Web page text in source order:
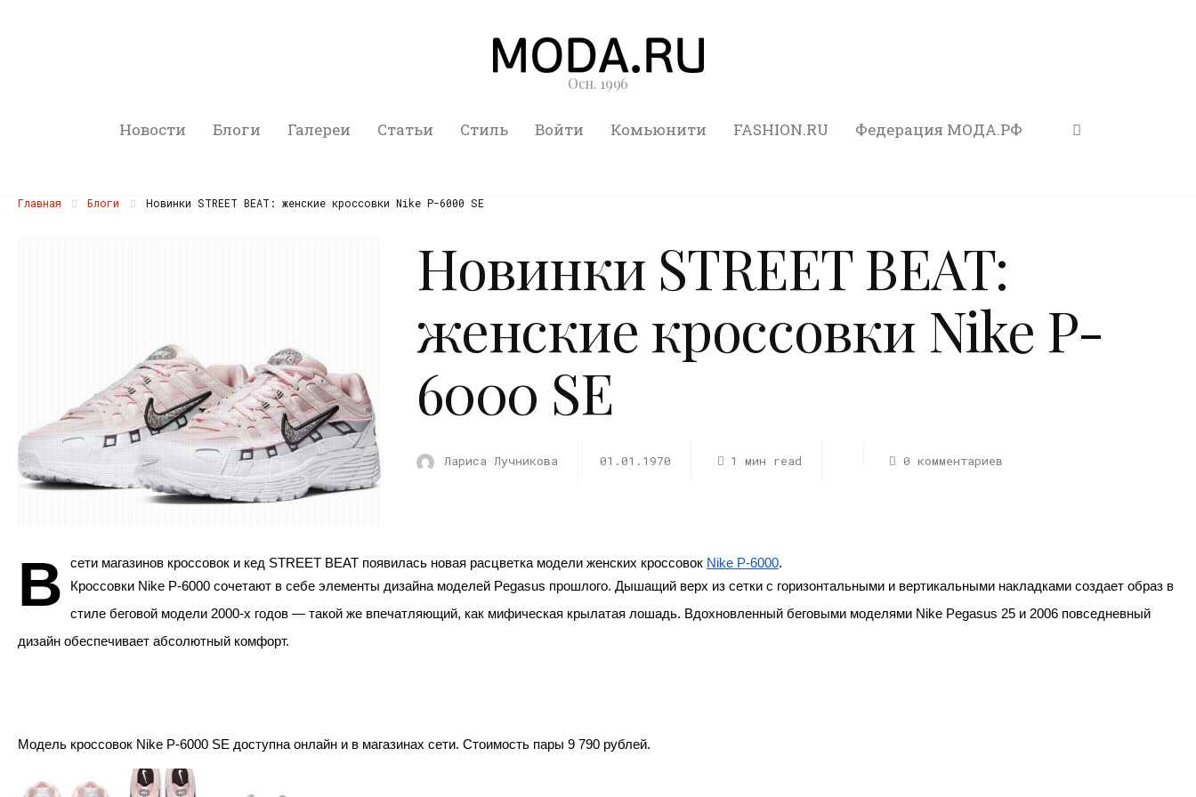
Осн. 1996
Новости Блоги Галереи Статьи Стиль Войти Комьюнити FASHION.RU Федерация МОДА.РФ
Главная Блоги Новинки STREET BEAT: женские кроссовки Nike P-6000 SE
Новинки STREET BEAT:
женские кроссовки Nike P-
6000 SE
Лариса Лучникова 01.01.1970 1 мин read 0 комментариев
В сети магазинов кроссовок и кед STREET BEAT появилась новая расцветка модели женских кроссовок Nike P-6000.
Кроссовки Nike P-6000 сочетают в себе элементы дизайна моделей Pegasus прошлого. Дышащий верх из сетки с горизонтальными и вертикальными накладками создает образ в
стиле беговой модели 2000-х годов — такой же впечатляющий, как мифическая крылатая лошадь. Вдохновленный беговыми моделями Nike Pegasus 25 и 2006 повседневный
дизайн обеспечивает абсолютный комфорт.
Модель кроссовок Nike P-6000 SE доступна онлайн и в магазинах сети. Стоимость пары 9 790 рублей.